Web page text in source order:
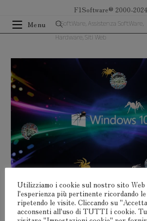
contenuto
F1Software® 2000-2024
Menu
F1SoftWare, Assistenza SoftWare,
Hardware, Siti Web
Utilizziamo i cookie sul nostro sito
l'esperienza più pertinente ricordando
ripetendo le visite. Cliccando su
acconsenti all'uso di TUTTI i cookie.